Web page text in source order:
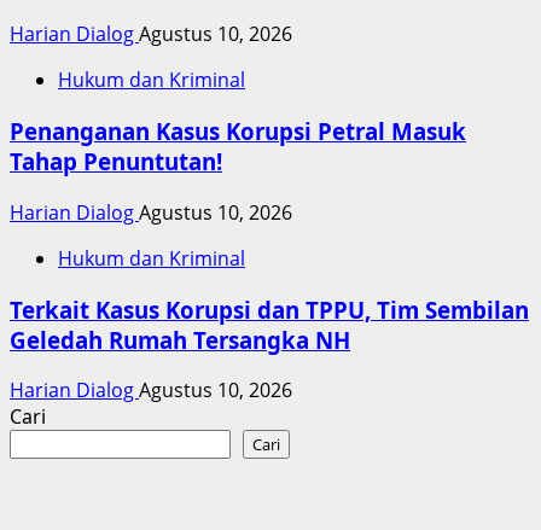
Harian DialogAgustus 10, 2026
Hukum dan Kriminal
Penanganan Kasus Korupsi Petral Masuk
Tahap Penuntutan!
Harian DialogAgustus 10, 2026
Hukum dan Kriminal
Terkait Kasus Korupsi dan TPPU, Tim Sembilan
Geledah Rumah Tersangka NH
Harian DialogAgustus 10, 2026
Cari
Cari